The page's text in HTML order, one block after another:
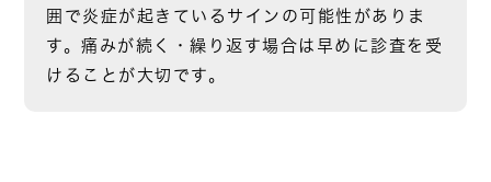
囲で炎症が起きているサイン の可能性がありま
す。痛みが続く・繰り返す場合は早めに診査を受
けることが大切です。